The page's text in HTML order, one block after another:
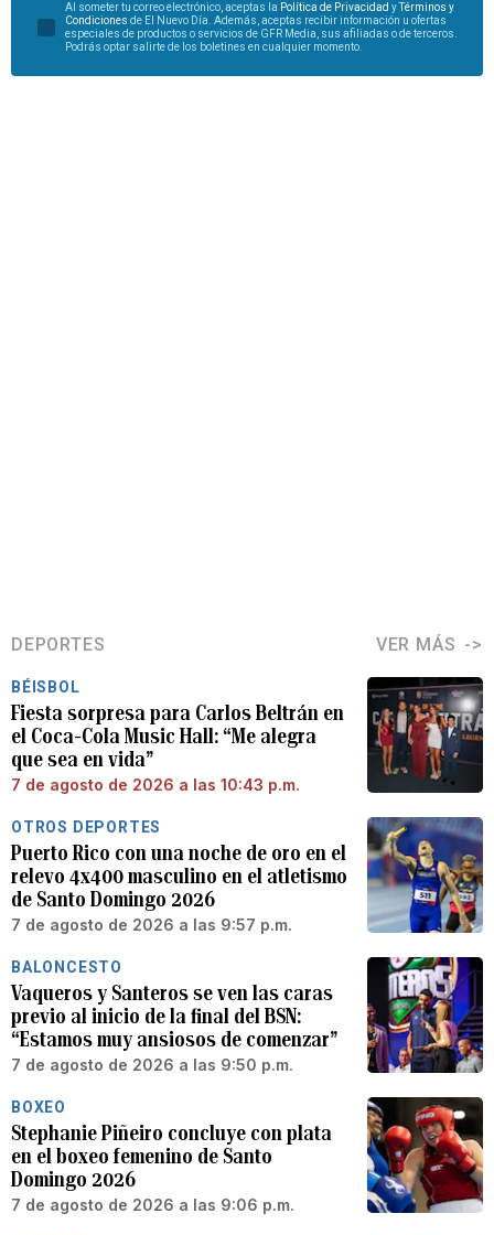
Al someter tu correo electrónico, aceptas la Política de Privacidad y
Términos y
Condiciones de El Nuevo Día. Además, aceptas recibir información u ofertas
especiales de productos o servicios de GFR Media, sus afiliadas o de terceros.
Podrás optar salirte de los boletines en cualquier momento.
DEPORTES VER MÁS
BÉISBOL
Fiesta sorpresa para Carlos Beltrán en
el Coca-Cola Music Hall: “Me alegra
que sea en vida”
7 de agosto de 2026 a las 10:43 p.m.
OTROS DEPORTES
Puerto Rico con una noche de oro en el
relevo 4x400 masculino en el atletismo
de Santo Domingo 2026
7 de agosto de 2026 a las 9:57 p.m.
BALONCESTO
Vaqueros y Santeros se ven las caras
previo al inicio de la final del BSN:
“Estamos muy ansiosos de comenzar”
7 de agosto de 2026 a las 9:50 p.m.
BOXEO
Stephanie Piñeiro concluye con plata
en el boxeo femenino de Santo
Domingo 2026
7 de agosto de 2026 a las 9:06 p.m.